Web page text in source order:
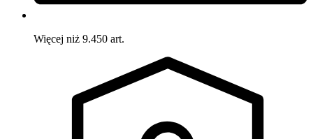
Więcej niż 9.450 art.